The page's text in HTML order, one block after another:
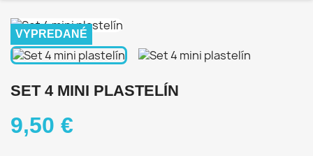
VYPREDANÉ
SET 4 MINI PLASTELÍN
9,50 €